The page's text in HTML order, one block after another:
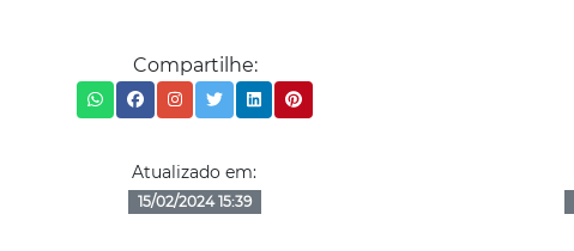
Compartilhe:
Atualizado em:
15/02/2024 15:39